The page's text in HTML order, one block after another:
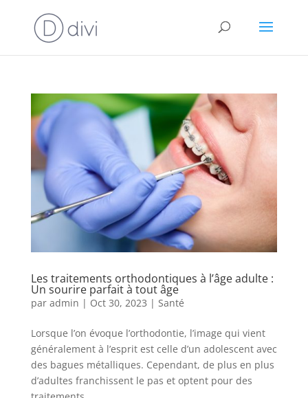
Les traitements orthodontiques à l’âge adulte :
Un sourire parfait à tout âge
par admin | Oct 30, 2023 | Santé
Lorsque l’on évoque l’orthodontie, l’image qui vient
généralement à l’esprit est celle d’un adolescent avec
des bagues métalliques. Cependant, de plus en plus
d’adultes franchissent le pas et optent pour des